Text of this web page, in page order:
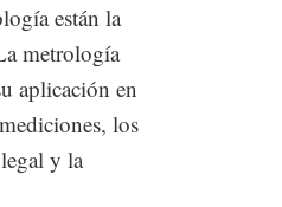
están la
metrología
aplicación en
los
y la